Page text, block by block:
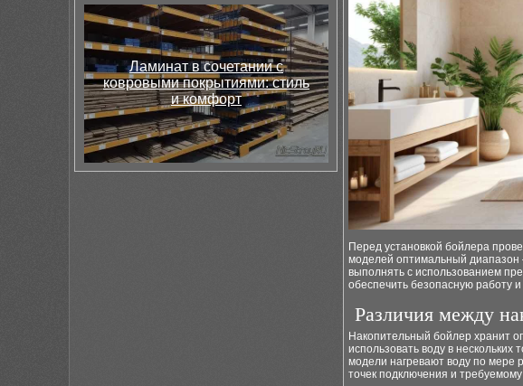
Ламинат в сочетании с
ковровыми покрытиями: стиль
и комфорт
Перед установкой бойлера
моделей оптимальный диапазон
выполнять с использованием
обеспечить безопасную работу
Различия между
Накопительный бойлер хранит
использовать воду в
модели нагревают воду по мере
точек подключения и требуемому